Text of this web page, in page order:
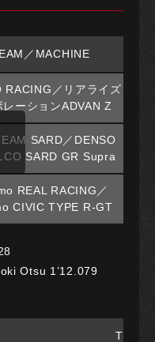
／MACHINE
RACING／リアライズ
レーションADVAN Z
SARD／DENSO
SARD GR Supra
REAL RACING／
CIVIC TYPE R-GT
Otsu 1’12.079
TEAM